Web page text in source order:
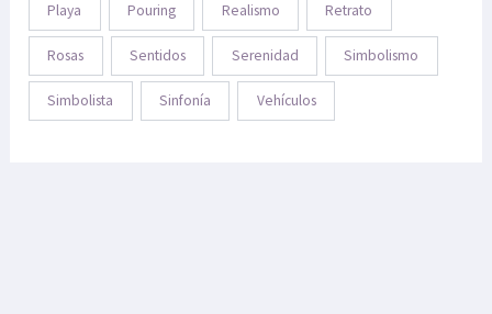
Playa Pouring Realismo Retrato
Rosas Sentidos Serenidad Simbolismo
Simbolista Sinfonía Vehículos